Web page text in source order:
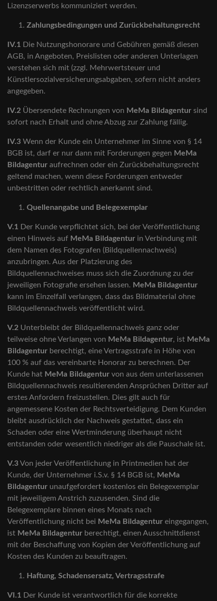
Lizenzserwerbs kommuniziert werden.
Zahlungsbedingungen und Zurückbehaltungsrecht
IV.1 Die Nutzungshonorare und Gebühren gemäß diesen
AGB, in Angeboten, Preislisten oder anderen Unterlagen
verstehen sich mit (zzgl. Mehrwertsteuer und
Künstlersozialversicherungsabgaben, sofern nicht anders
angegeben.
IV.2 Übersendete Rechnungen von MeMa Bildagentur sind
sofort nach Erhalt und ohne Abzug zur Zahlung fällig.
IV.3 Wenn der Kunde ein Unternehmer im Sinne von § 14
BGB ist, darf er nur dann mit Forderungen gegen MeMa
Bildagentur aufrechnen oder ein Zurückbehaltungsrecht
geltend machen, wenn diese Forderungen entweder
unbestritten oder rechtlich anerkannt sind.
Quellenangabe und Belegexemplar
V.1 Der Kunde verpflichtet sich, bei der Veröffentlichung
einen Hinweis auf MeMa Bildagentur in Verbindung mit
dem Namen des Fotografen (Bildquellennachweis)
anzubringen. Aus der Platzierung des
Bildquellennachweises muss sich die Zuordnung zu der
jeweiligen Fotografie ersehen lassen. MeMa Bildagentur
kann im Einzelfall verlangen, dass das Bildmaterial ohne
Bildquellennachweis veröffentlicht wird.
V.2 Unterbleibt der Bildquellennachweis ganz oder
teilweise ohne Verlangen von MeMa Bildagentur, ist MeMa
Bildagentur berechtigt, eine Vertragsstrafe in Höhe von
100 % auf das vereinbarte Honorar zu berechnen. Der
Kunde hat MeMa Bildagentur von aus dem unterlassenen
Bildquellennachweis resultierenden Ansprüchen Dritter auf
erstes Anfordern freizustellen. Dies gilt auch für
angemessene Kosten der Rechtsverteidigung. Dem Kunden
bleibt ausdrücklich der Nachweis gestattet, dass ein
Schaden oder eine Wertminderung überhaupt nicht
entstanden oder wesentlich niedriger als die Pauschale ist.
V.3Von jeder Veröffentlichung in Printmedien hat der
Kunde, der Unternehmer i.S.v. § 14 BGB ist, MeMa
Bildagentur unaufgefordert kostenlos ein Belegexemplar
mit jeweiligem Anstrich zuzusenden. Sind die
Belegexemplare binnen eines Monats nach
Veröffentlichung nicht bei MeMa Bildagentur eingegangen,
ist MeMa Bildagentur berechtigt, einen Ausschnittdienst
mit der Beschaffung von Kopien der Veröffentlichung auf
Kosten des Kunden zu beauftragen.
Haftung, Schadensersatz, Vertragsstrafe
VI.1 Der Kunde ist verantwortlich für die korrekte